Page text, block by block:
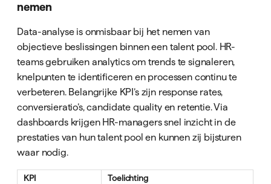
nemen
Data-analyse is onmisbaar bij het nemen van
objectieve beslissingen binnen een talent pool. HR-
teams gebruiken analytics om trends te signaleren,
knelpunten te identificeren en processen continu te
verbeteren. Belangrijke KPI’s zijn response rates,
conversieratio’s, candidate quality en retentie. Via
dashboards krijgen HR-managers snel inzicht in de
prestaties van hun talent pool en kunnen zij bijsturen
waar nodig.
KPI
Toelichting